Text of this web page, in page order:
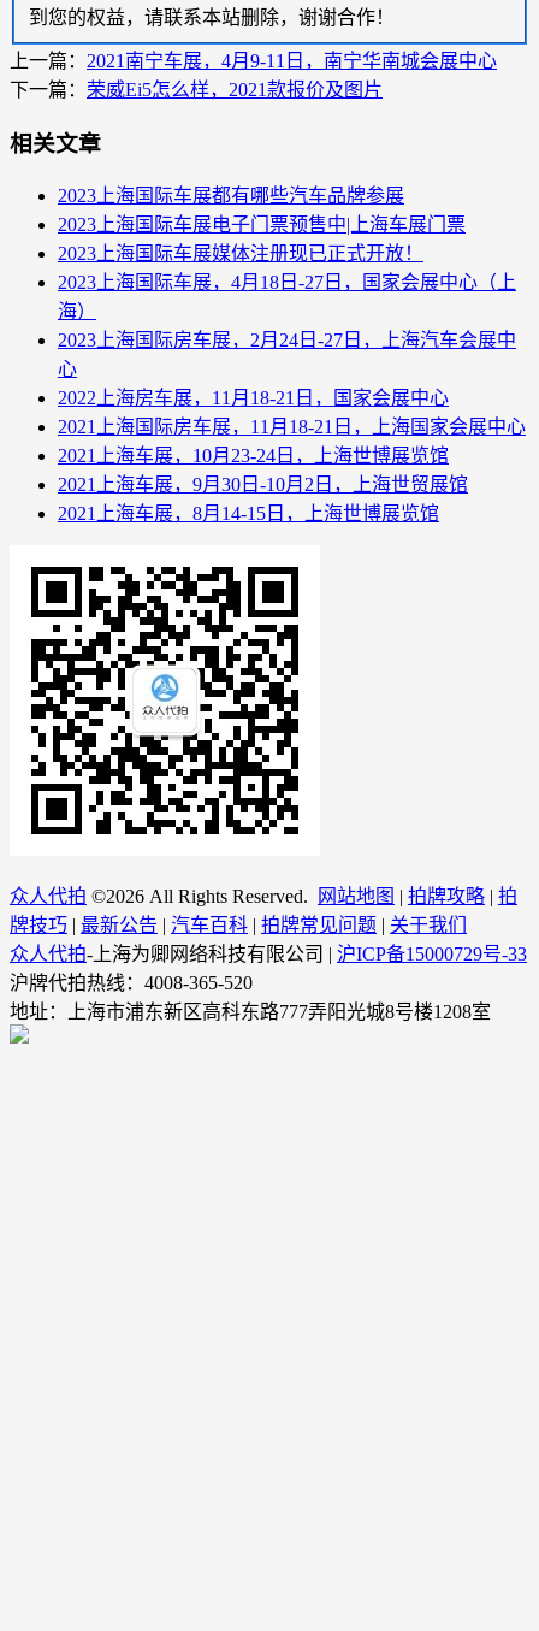
到您的权益，请联系本站删除，谢谢合作！
上一篇： 2021南宁车展，4月9-11日，南宁华南城会展中心
下一篇： 荣威Ei5怎么样，2021款报价及图片
相关文章
2023上海国际车展都有哪些汽车品牌参展
2023上海国际车展电子门票预售中|上海车展门票
2023上海国际车展媒体注册现已正式开放！
2023上海国际车展，4月18日-27日，国家会展中心（上
海）
2023上海国际房车展，2月24日-27日，上海汽车会展中
心
2022上海房车展，11月18-21日，国家会展中心
2021上海国际房车展，11月18-21日，上海国家会展中心
2021上海车展，10月23-24日，上海世博展览馆
2021上海车展，9月30日-10月2日，上海世贸展馆
2021上海车展，8月14-15日，上海世博展览馆
众人代拍 ©2026 All Rights Reserved. 网站地图 | 拍牌攻略 | 拍
牌技巧 | 最新公告 | 汽车百科 | 拍牌常见问题 | 关于我们
众人代拍-上海为卿网络科技有限公司 | 沪ICP备15000729号-33
沪牌代拍热线：4008-365-520
地址：上海市浦东新区高科东路777弄阳光城8号楼1208室